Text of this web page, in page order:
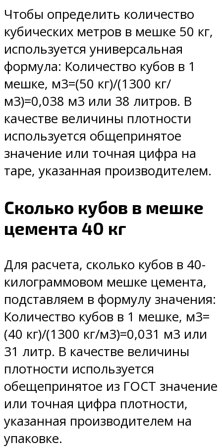
Чтобы определить количество
кубических метров в мешке 50 кг,
используется универсальная
формула: Количество кубов в 1
мешке, м3=(50 кг)/(1300 кг/
м3)=0,038 м3 или 38 литров. В
качестве величины плотности
используется общепринятое
значение или точная цифра на
таре, указанная производителем.
Сколько кубов в мешке
цемента 40 кг
Для расчета, сколько кубов в 40-
килограммовом мешке цемента,
подставляем в формулу значения:
Количество кубов в 1 мешке, м3=
(40 кг)/(1300 кг/м3)=0,031 м3 или
31 литр. В качестве величины
плотности используется
обещепринятое из ГОСТ значение
или точная цифра плотности,
указанная производителем на
упаковке.